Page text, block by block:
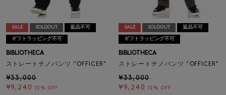
SALE SOLDOUT 返品不可
ギフトラッピング不可
BIBLIOTHECA
ストレートチノパンツ “OFFICER"
¥33,000
¥9,240 72% OFF
SALE SOLDOUT 返品不可
ギフトラッピング不可
BIBLIOTHECA
ストレートチノパンツ “OFFICER"
¥33,000
¥9,240 72% OFF